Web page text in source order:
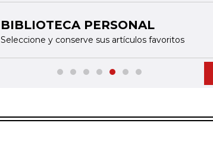
BIBLIOTECA PERSONAL
Seleccione y conserve sus artículos favoritos